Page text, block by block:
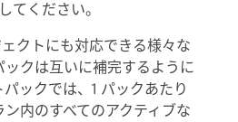
てください。
クトにも対応できる様々な
クは互いに補完するように
ックでは、1 パックあたり
内のすべてのアクティブな